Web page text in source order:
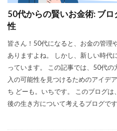
50代からの賢いお金術: ブ
性
皆さん！50代になると、お金の管理
ありますよね。 しかし、新しい時代
っています。 この記事では、50代
入の可能性を見つけるためのアイデ
ち どーも。いちです。 このブログ
後の生き方について考えるブログで